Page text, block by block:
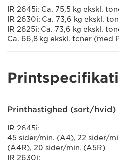
IR 2645i: Ca. 75,5 kg ekskl.
IR 2630i: Ca. 73,6 kg ekskl.
IR 2625i: Ca. 73,6 kg ekskl.
Ca. 66,8 kg ekskl. toner (med
Printhastighed (sort/hvid)
IR 2645i:
45 sider/min. (A4), 22 sider/
(A4R), 20 sider/min. (A5R)
IR 2630i: